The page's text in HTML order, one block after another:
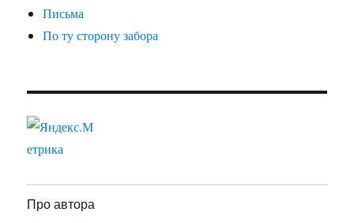
Письма
По ту сторону забора
Про автора